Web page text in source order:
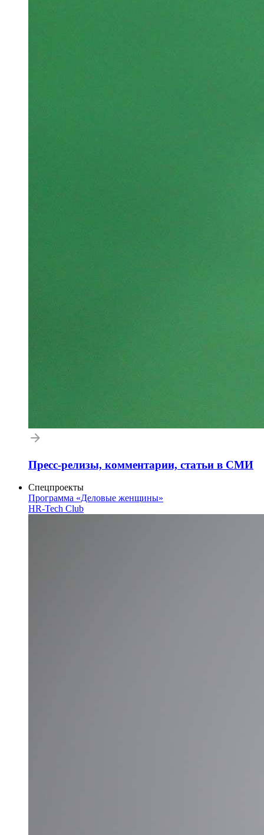
Пресс-релизы, комментарии, статьи в СМИ
Спецпроекты
Программа «Деловые женщины»
HR-Tech Club